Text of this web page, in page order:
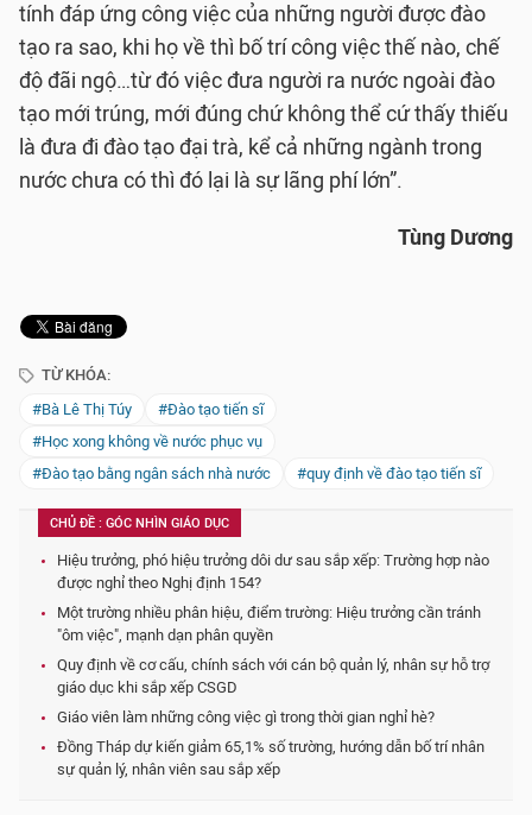
tính đáp ứng công việc của những người được đào
tạo ra sao, khi họ về thì bố trí công việc thế nào, chế
độ đãi ngộ…từ đó việc đưa người ra nước ngoài đào
tạo mới trúng, mới đúng chứ không thể cứ thấy thiếu
là đưa đi đào tạo đại trà, kể cả những ngành trong
nước chưa có thì đó lại là sự lãng phí lớn”.
Tùng Dương
TỪ KHÓA:
#Bà Lê Thị Túy
#Đào tạo tiến sĩ
#Học xong không về nước phục vụ
#Đào tạo bằng ngân sách nhà nước
#quy định về đào tạo tiến sĩ
CHỦ ĐỀ : GÓC NHÌN GIÁO DỤC
Hiệu trưởng, phó hiệu trưởng dôi dư sau sắp xếp: Trường hợp nào
được nghỉ theo Nghị định 154?
Một trường nhiều phân hiệu, điểm trường: Hiệu trưởng cần tránh
"ôm việc", mạnh dạn phân quyền
Quy định về cơ cấu, chính sách với cán bộ quản lý, nhân sự hỗ trợ
giáo dục khi sắp xếp CSGD
Giáo viên làm những công việc gì trong thời gian nghỉ hè?
Đồng Tháp dự kiến giảm 65,1% số trường, hướng dẫn bố trí nhân
sự quản lý, nhân viên sau sắp xếp